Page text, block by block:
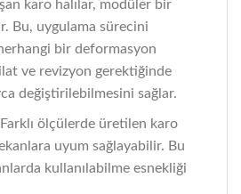
karo halılar, modüler bir
Bu, uygulama sürecini
bir deformasyon
ve revizyon gerektiğinde
değiştirilebilmesini sağlar.
ölçülerde üretilen karo
uyum sağlayabilir. Bu
kullanılabilme esnekliği